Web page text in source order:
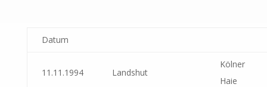
Datum
11.11.1994 Landshut
Kölner
Haie